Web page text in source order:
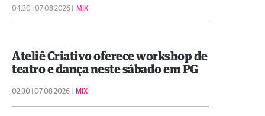
04:30 | 07 08 2026 | MIX
Ateliê Criativo oferece workshop de
teatro e dança neste sábado em PG
02:30 | 07 08 2026 | MIX